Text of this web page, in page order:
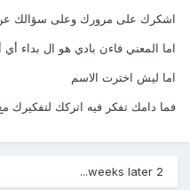
اشكرك على مرورك وعلى سؤالك عن
اما المعني فاءن بادي هو ال بداء
اما ليش اخترت الاسم
فما دامك تفكر فيه اتركك لتفكيرك
2 weeks later...